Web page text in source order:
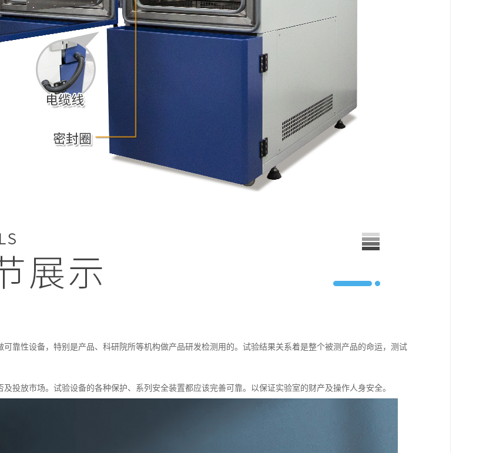
可靠性设备，特别是产品、科研院所等机构做产品研发检测用的。试验结果关系着是整个被测产品的命运，测试
及投放市场。试验设备的各种保护、系列安全装置都应该完善可靠。以保证实验室的财产及操作人身安全。